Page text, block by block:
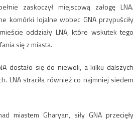
zaskoczył miejscową załogę LNA.
komórki lojalne wobec GNA przypuściły
oddziały LNA, które wskutek tego
się z miasta.
dostało się do niewoli, a kilku dalszych
LNA straciła również co najmniej siedem
miastem Gharyan, siły GNA przecięły